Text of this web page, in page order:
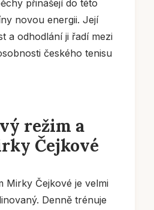
přinášejí do této
novou energii. Její
a odhodlání ji řadí mezi
českého tenisu
režim a
Čejkové
Mirky Čejkové je velmi
Denně trénuje